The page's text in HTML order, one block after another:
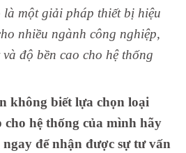
là một giải pháp thiết bị hiệu
nhiều ngành công nghiệp,
độ bền cao cho hệ thống
không biết lựa chọn loại
hệ thống của mình hãy
để nhận được sự tư vấn